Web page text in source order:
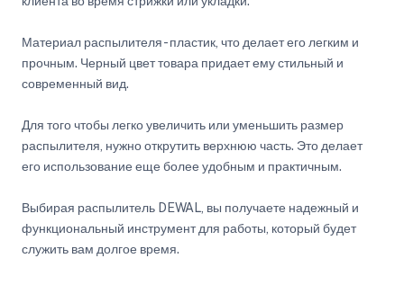
Материал распылителя - пластик, что делает его легким и
прочным. Черный цвет товара придает ему стильный и
современный вид.
Для того чтобы легко увеличить или уменьшить размер
распылителя, нужно открутить верхнюю часть. Это делает
его использование еще более удобным и практичным.
Выбирая распылитель DEWAL, вы получаете надежный и
функциональный инструмент для работы, который будет
служить вам долгое время.